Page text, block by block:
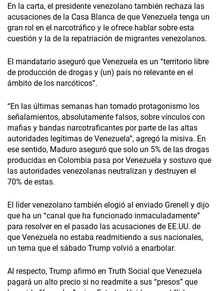
En la carta, el presidente venezolano también rechaza las
acusaciones de la Casa Blanca de que Venezuela tenga un
gran rol en el narcotráfico y le ofrece hablar sobre esta
cuestión y la de la repatriación de migrantes venezolanos.
El mandatario aseguró que Venezuela es un “territorio libre
de producción de drogas y (un) país no relevante en el
ámbito de los narcóticos”.
“En las últimas semanas han tomado protagonismo los
señalamientos, absolutamente falsos, sobre vínculos con
mafias y bandas narcotraficantes por parte de las altas
autoridades legítimas de Venezuela”, agregó la misiva. En
ese sentido, Maduro aseguró que solo un 5% de las drogas
producidas en Colombia pasa por Venezuela y sostuvo que
las autoridades venezolanas neutralizan y destruyen el
70% de estas.
El líder venezolano también elogió al enviado Grenell y dijo
que ha un “canal que ha funcionado inmaculadamente”
para resolver en el pasado las acusaciones de EE.UU. de
que Venezuela no estaba readmitiendo a sus nacionales,
un tema que el sábado Trump volvió a enarbolar.
Al respecto, Trump afirmó en Truth Social que Venezuela
pagará un alto precio si no readmite a sus “presos” que